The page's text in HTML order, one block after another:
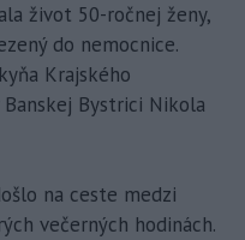
život 50-ročnej ženy,
do nemocnice.
Krajského
Bystrici Nikola
na ceste medzi
večerných hodinách.